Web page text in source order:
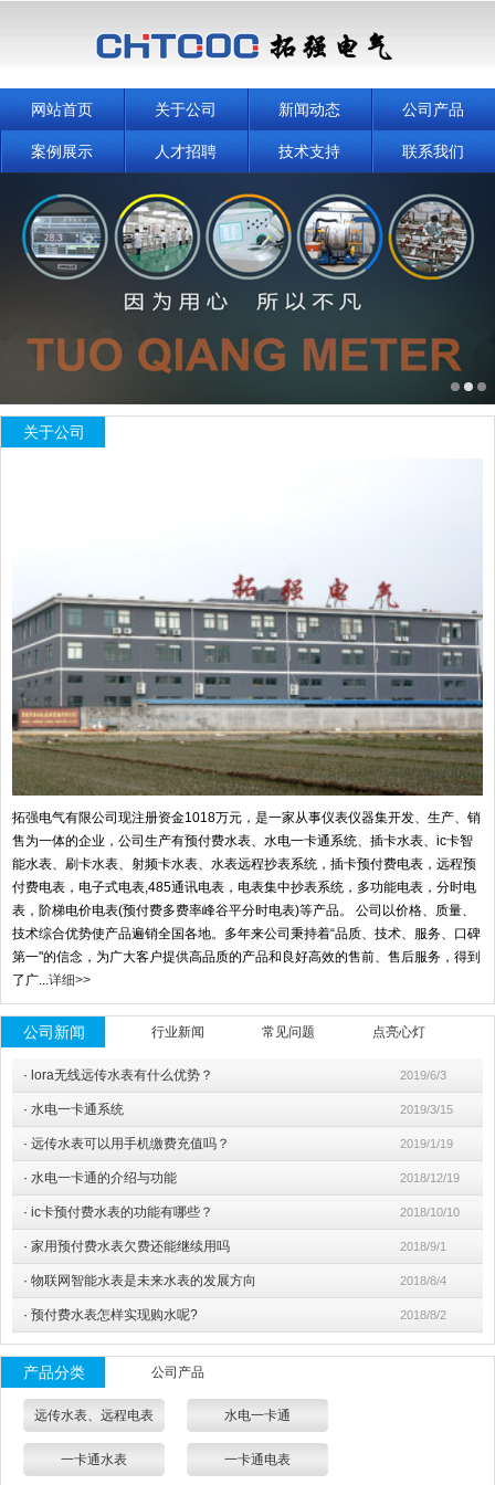
网站首页 关于公司 新闻动态 公司产品
案例展示 人才招聘 技术支持 联系我们
关于公司
拓强电气有限公司现注册资金1018万元，是一家从事仪表仪器集开发、生产、销
售为一体的企业，公司生产有预付费水表、水电一卡通系统、插卡水表、ic卡智
能水表、刷卡水表、射频卡水表、水表远程抄表系统，插卡预付费电表，远程预
付费电表，电子式电表,485通讯电表，电表集中抄表系统，多功能电表，分时电
表，阶梯电价电表(预付费多费率峰谷平分时电表)等产品。 公司以价格、质量、
技术综合优势使产品遍销全国各地。多年来公司秉持着“品质、技术、服务、口碑
第一"的信念，为广大客户提供高品质的产品和良好高效的售前、售后服务，得到
了广... 详细>>
公司新闻 行业新闻 常见问题 点亮心灯
· lora无线远传水表有什么优势？ 2019/6/3
· 水电一卡通系统 2019/3/15
· 远传水表可以用手机缴费充值吗？ 2019/1/19
· 水电一卡通的介绍与功能 2018/12/19
· ic卡预付费水表的功能有哪些？ 2018/10/10
· 家用预付费水表欠费还能继续用吗 2018/9/1
· 物联网智能水表是未来水表的发展方向 2018/8/4
· 预付费水表怎样实现购水呢? 2018/8/2
产品分类 公司产品
远传水表、远程电表 水电一卡通
一卡通水表 一卡通电表